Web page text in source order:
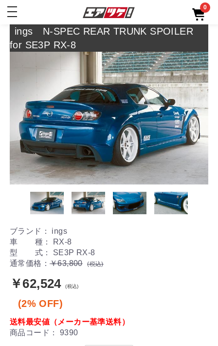
toggle
0
ings N-SPEC REAR TRUNK SPOILER
for SE3P RX-8
ブランド： ings
車 種： RX-8
型 式： SE3P RX-8
通常価格： ￥63,800 (税込)
￥62,524 (税込)
(2% OFF)
送料最安値（メーカー基準送料）
商品コード： 9390